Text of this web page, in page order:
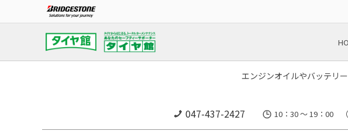
エンジンオイルやバッテリ
047-437-2427 10：30 ～ 19：00